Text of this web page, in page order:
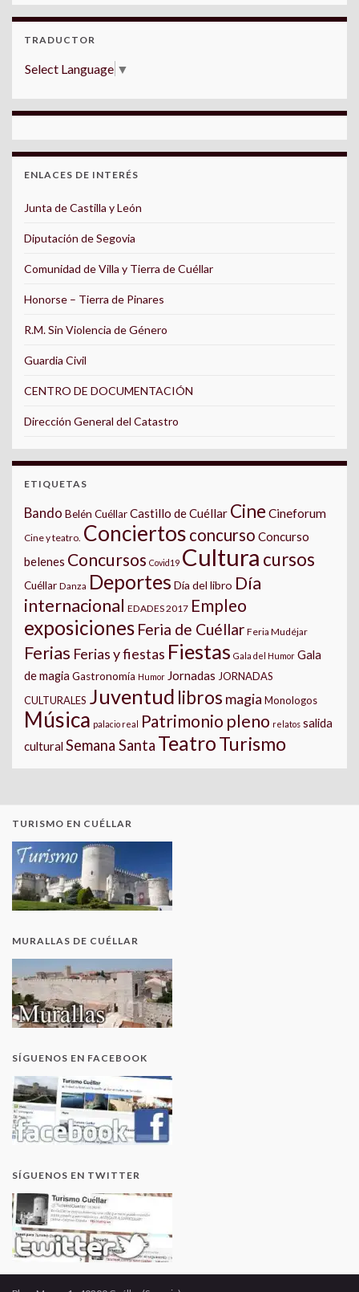
TRADUCTOR
Select Language ▼
ENLACES DE INTERÉS
Junta de Castilla y León
Diputación de Segovia
Comunidad de Villa y Tierra de Cuéllar
Honorse – Tierra de Pinares
R.M. Sin Violencia de Género
Guardia Civil
CENTRO DE DOCUMENTACIÓN
Dirección General del Catastro
ETIQUETAS
Bando Belén CuéllarCastillo de Cuéllar Cine Cineforum
Cine y teatro. Conciertos concurso Concurso
belenes Concursos Covid19 Cultura cursos
Cuéllar Danza Deportes Día del libro Día
internacional EDADES 2017 Empleo
exposiciones Feria de Cuéllar Feria Mudéjar
Ferias Ferias y fiestas Fiestas Gala del Humor Gala
de magia Gastronomía Humor Jornadas JORNADAS
CULTURALES Juventud libros magia Monologos
Música palacio real Patrimonio pleno relatos salida
cultural Semana Santa TeatroTurismo
TURISMO EN CUÉLLAR
MURALLAS DE CUÉLLAR
SÍGUENOS EN FACEBOOK
SÍGUENOS EN TWITTER